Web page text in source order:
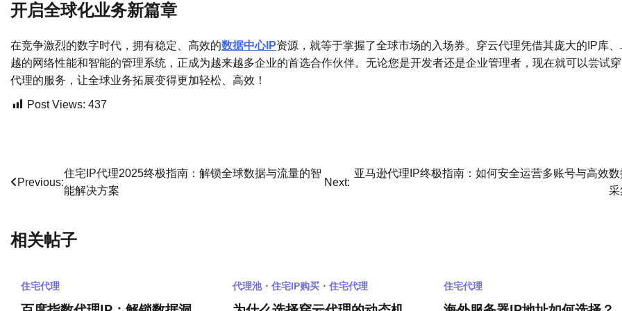
开启全球化业务新篇章
在竞争激烈的数字时代，拥有稳定、高效的数据中心IP资源，就等于掌握了全球市场的入场券。穿云代理凭借其庞大的IP库、
越的网络性能和智能的管理系统，正成为越来越多企业的首选合作伙伴。无论您是开发者还是企业管理者，现在就可以尝试
代理的服务，让全球业务拓展变得更加轻松、高效！
Post Views: 437
文
导
Previous:
住宅IP代理2025终极指南：解锁全球数据与流量的智
能解决方案
Next:
亚马逊代理IP终极指南：如何安全运营多账号与高效数
采
相关帖子
住宅代理 代理池 住宅IP购买 住宅代理 住宅代理